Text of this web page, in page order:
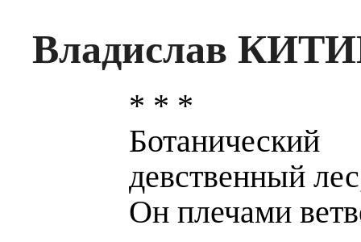
Владислав
* * *
девственный
Он плечами